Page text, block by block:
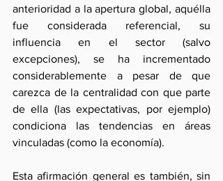
anterioridad a la apertura global, aquélla
fue considerada referencial, su
influencia en el sector (salvo
excepciones), se ha incrementado
considerablemente a pesar de que
carezca de la centralidad con que parte
de ella (las expectativas, por ejemplo)
condiciona las tendencias en áreas
vinculadas (como la economía).
Esta afirmación general es también, sin